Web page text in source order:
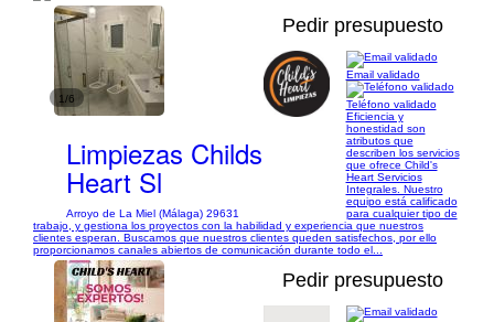
1/6
Pedir presupuesto
Limpiezas Childs
Heart Sl
Arroyo de La Miel (Málaga) 29631
Email validado
Teléfono validado
Eficiencia y
honestidad son
atributos que
describen los servicios
que ofrece Child's
Heart Servicios
Integrales. Nuestro
equipo está calificado
para cualquier tipo de
trabajo, y gestiona los proyectos con la habilidad y experiencia que nuestros
clientes esperan. Buscamos que nuestros clientes queden satisfechos, por ello
proporcionamos canales abiertos de comunicación durante todo el...
Pedir presupuesto